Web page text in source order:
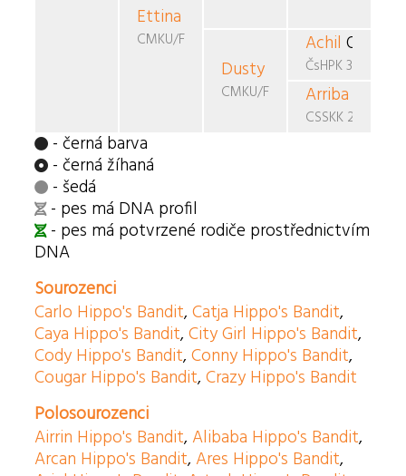
Ettina Dusty
CMKU/FBO/593
Dusty
CMKU/FBO/504
Achil Osam
ČsHPK 38/89/91
Arriba
CSSKK 288/92
- černá barva
- černá žíhaná
- šedá
- pes má DNA profil
- pes má potvrzené rodiče prostřednictvím
DNA
Sourozenci
Carlo Hippo's Bandit,Catja Hippo's Bandit,
Caya Hippo's Bandit,City Girl Hippo's Bandit,
Cody Hippo's Bandit,Conny Hippo's Bandit,
Cougar Hippo's Bandit,Crazy Hippo's Bandit
Polosourozenci
Airrin Hippo's Bandit, Alibaba Hippo's Bandit,
Arcan Hippo's Bandit, Ares Hippo's Bandit,